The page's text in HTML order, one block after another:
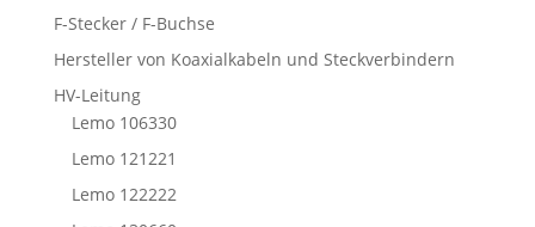
F-Stecker / F-Buchse
Hersteller von Koaxialkabeln und Steckverbindern
HV-Leitung
Lemo 106330
Lemo 121221
Lemo 122222